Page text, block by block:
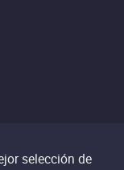
selección de